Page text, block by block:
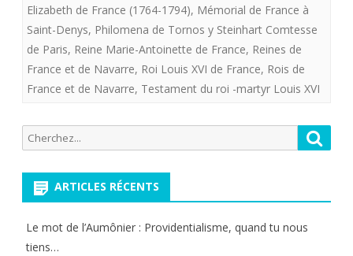
Cercle
de
l’Oeillet
Blanc,
de
Paris.
Elizabeth de France (1764-1794), Mémorial de France à
Saint-Denys, Philomena de Tornos y Steinhart Comtesse
de Paris, Reine Marie-Antoinette de France, Reines de
France et de Navarre, Roi Louis XVI de France, Rois de
France et de Navarre, Testament du roi -martyr Louis XVI
Recherche
pour:
ARTICLES RÉCENTS
Le mot de l’Aumônier : Providentialisme, quand tu nous
tiens…